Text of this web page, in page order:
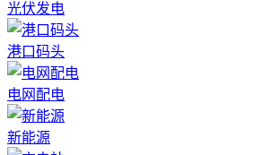
光伏发电
港口码头
电网配电
新能源